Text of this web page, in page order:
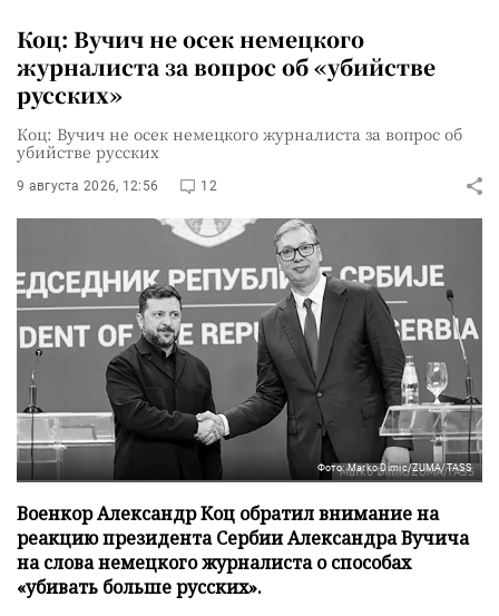
Коц: Вучич не осек немецкого
журналиста за вопрос об «убийстве
русских»
Коц: Вучич не осек немецкого журналиста за вопрос об
убийстве русских
9 августа 2026, 12:56 12
Фото: Marko Dimic/ZUMA/TASS
Военкор Александр Коц обратил внимание на
реакцию президента Сербии Александра Вучича
на слова немецкого журналиста о способах
«убивать больше русских».